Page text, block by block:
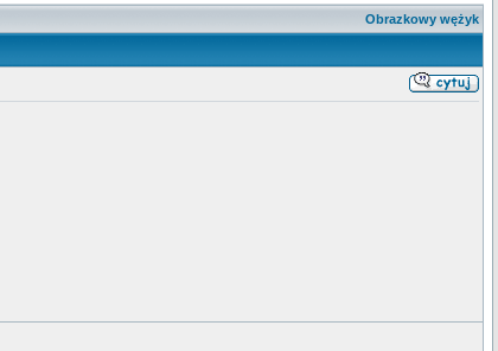
Obrazkowy wężyk